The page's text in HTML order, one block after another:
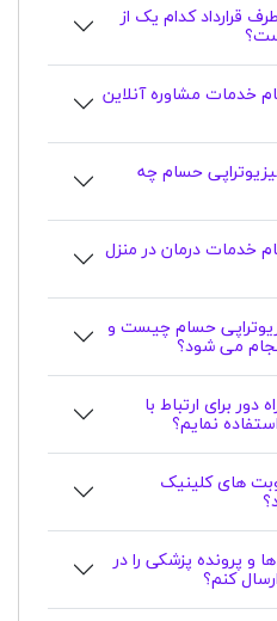
قرارداد کدام یک از
خدمات مشاوره آنلاین
حسام چه
خدمات درمان در منزل
حسام چیست و
می شود؟
برای ارتباط با
نمایم؟
آیا امکان لغو یا جابجایی نوبت های کلینیک
و پرونده پزشکی را در
کنم؟